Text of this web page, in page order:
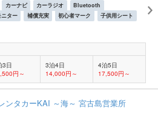
カーナビ カーラジオ
Bluetooth
ター
補償充実 初心者マーク 子供用シート
3日
円～
3泊4日
14,000円～
4泊5日
17,500円～
ンタカーKAI ～海～ 宮古島営業所